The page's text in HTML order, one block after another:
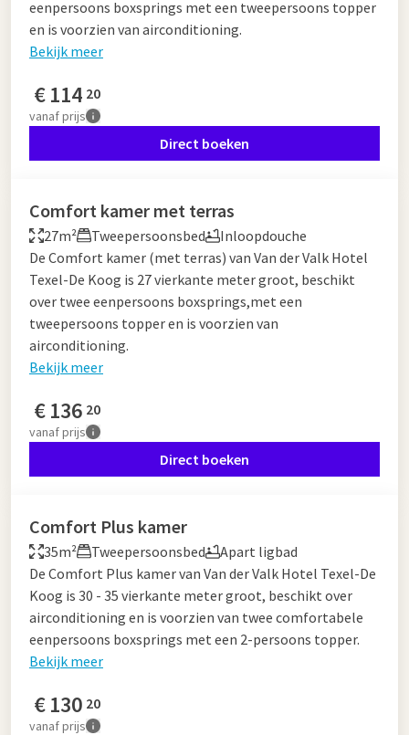
eenpersoons boxsprings met een tweepersoons topper
en is voorzien van airconditioning.
Bekijk meer
€114 20
vanafprijs
Direct boeken
Comfort kamer met terras
27m² Tweepersoonsbed
Inloopdouche
De Comfort kamer (met terras) van Van der Valk Hotel
Texel-De Koog is 27 vierkante meter groot, beschikt
over twee eenpersoons boxsprings,met een
tweepersoons topper en is voorzien van
airconditioning.
Bekijk meer
€136 20
vanafprijs
Direct boeken
Comfort Plus kamer
35m² Tweepersoonsbed
Apart ligbad
De Comfort Plus kamer van Van der Valk Hotel Texel-De
Koog is 30 - 35 vierkante meter groot, beschikt over
airconditioning en is voorzien van twee comfortabele
eenpersoons boxsprings met een 2-persoons topper.
Bekijk meer
€130 20
vanafprijs